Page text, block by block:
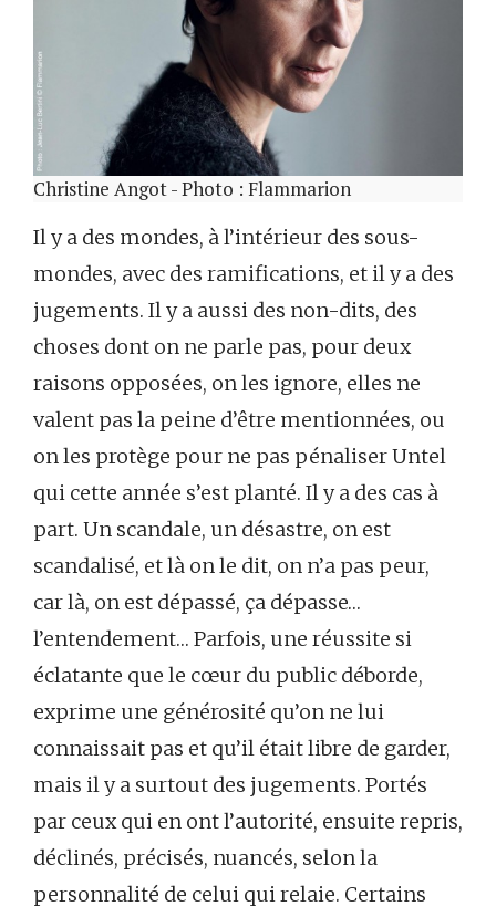
Christine Angot - Photo : Flammarion
Il y a des mondes, à l’intérieur des sous-
mondes, avec des ramifications, et il y a des
jugements. Il y a aussi des non-dits, des
choses dont on ne parle pas, pour deux
raisons opposées, on les ignore, elles ne
valent pas la peine d’être mentionnées, ou
on les protège pour ne pas pénaliser Untel
qui cette année s’est planté. Il y a des cas à
part. Un scandale, un désastre, on est
scandalisé, et là on le dit, on n’a pas peur,
car là, on est dépassé, ça dépasse…
l’entendement… Parfois, une réussite si
éclatante que le cœur du public déborde,
exprime une générosité qu’on ne lui
connaissait pas et qu’il était libre de garder,
mais il y a surtout des jugements. Portés
par ceux qui en ont l’autorité, ensuite repris,
déclinés, précisés, nuancés, selon la
personnalité de celui qui relaie. Certains